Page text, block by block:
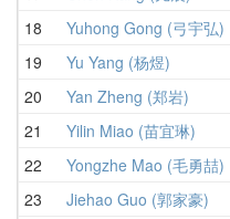
18 Yuhong Gong (弓宇弘)
19 Yu Yang (杨煜)
20 Yan Zheng (郑岩)
21 Yilin Miao (苗宜琳)
22 Yongzhe Mao (毛勇喆)
23 Jiehao Guo (郭家豪)